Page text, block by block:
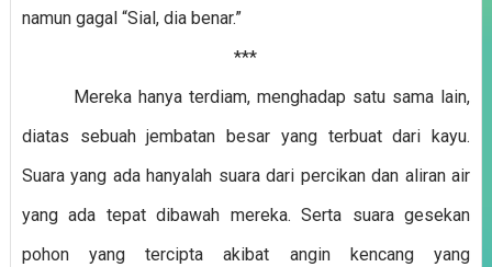
namun gagal “Sial, dia benar.”
***
Mereka hanya terdiam, menghadap satu sama lain,
diatas sebuah jembatan besar yang terbuat dari kayu.
Suara yang ada hanyalah suara dari percikan dan aliran air
yang ada tepat dibawah mereka. Serta suara gesekan
pohon yang tercipta akibat angin kencang yang